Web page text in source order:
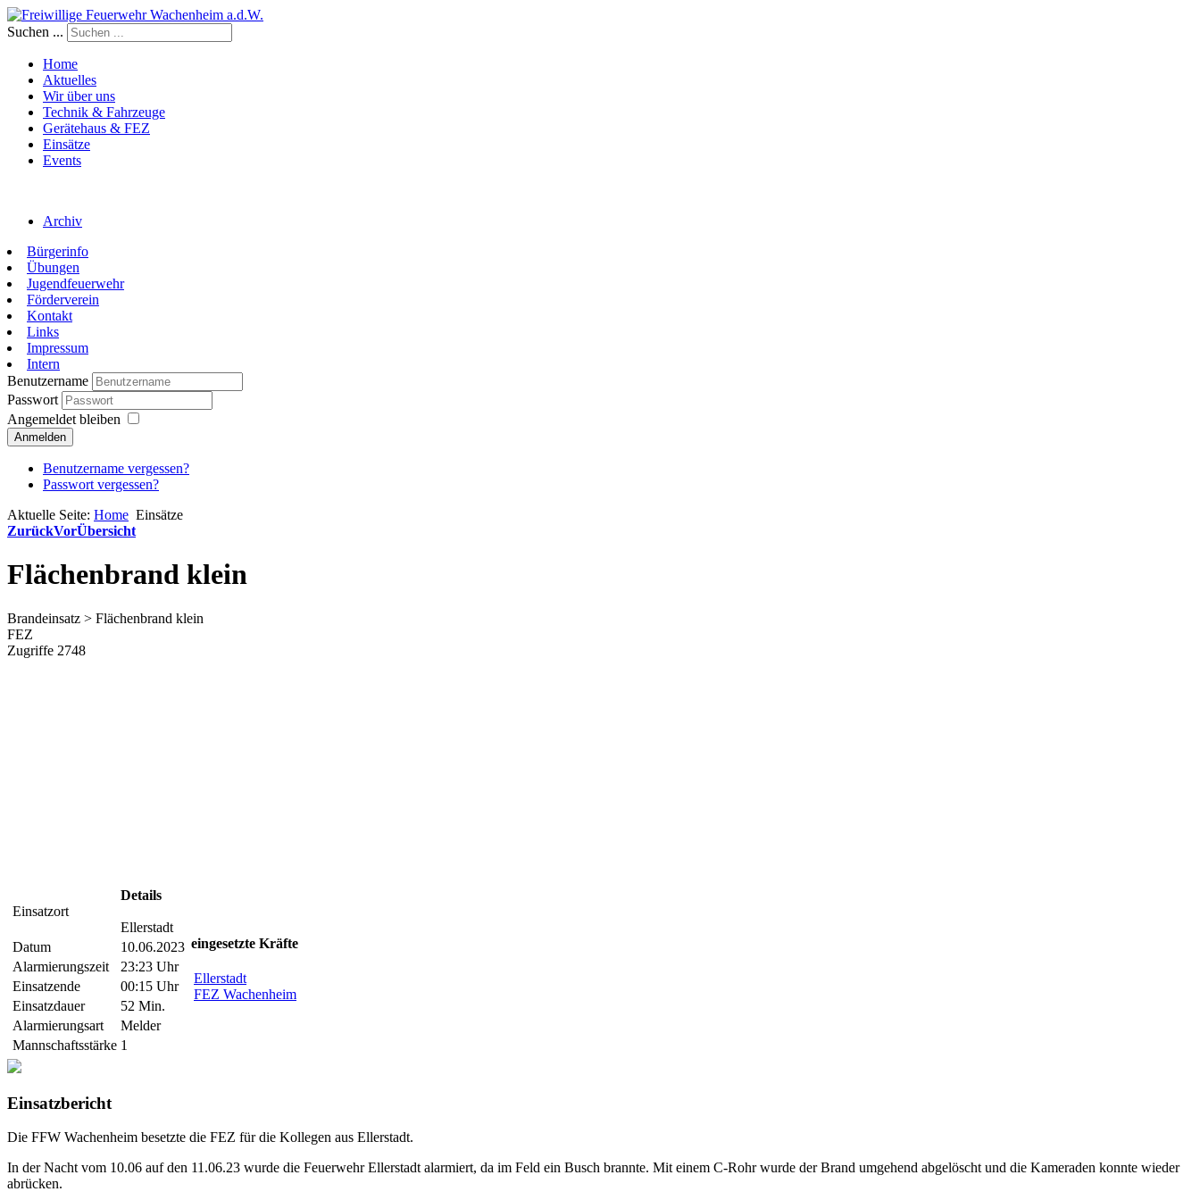
Suchen ...
Home
Aktuelles
Wir über uns
Technik & Fahrzeuge
Gerätehaus & FEZ
Einsätze
Events
Archiv
Bürgerinfo
Übungen
Jugendfeuerwehr
Förderverein
Kontakt
Links
Impressum
Intern
Benutzername
Passwort
Angemeldet bleiben
Anmelden
Benutzername vergessen?
Passwort vergessen?
Aktuelle Seite: Home Einsätze
ZurückVorÜbersicht
Flächenbrand klein
Brandeinsatz > Flächenbrand klein
FEZ
Zugriffe 2748
Einsatzort
Details
Ellerstadt
Datum
10.06.2023
Alarmierungszeit
23:23 Uhr
Einsatzende
00:15 Uhr
Einsatzdauer
52 Min.
Alarmierungsart
Melder
Mannschaftsstärke 1
eingesetzte Kräfte
Ellerstadt
FEZ Wachenheim
Einsatzbericht
Die FFW Wachenheim besetzte die FEZ für die Kollegen aus Ellerstadt.
In der Nacht vom 10.06 auf den 11.06.23 wurde die Feuerwehr Ellerstadt alarmiert, da im Feld ein Busch brannte. Mit einem C-Rohr wurde der Brand umgehend abgelöscht und die Kameraden konnte wieder
abrücken.